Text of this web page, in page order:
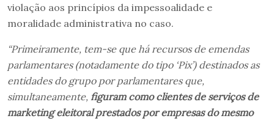
violação aos princípios da impessoalidade e
moralidade administrativa no caso.
“Primeiramente, tem-se que há recursos de emendas
parlamentares (notadamente do tipo ‘Pix’) destinados as
entidades do grupo por parlamentares que,
simultaneamente, figuram como clientes de serviços de
marketing eleitoral prestados por empresas do mesmo